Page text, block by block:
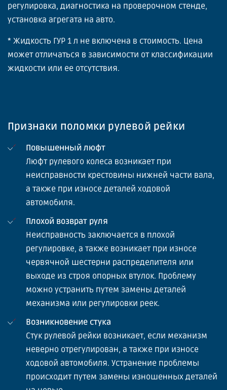
регулировка, диагностика на проверочном стенде,
установка агрегата на авто.
* Жидкость ГУР 1 л не включена в стоимость. Цена
может отличаться в зависимости от классификации
жидкости или ее отсутствия.
Признаки поломки рулевой рейки
Повышенный люфт
Люфт рулевого колеса возникает при
неисправности крестовины нижней части вала,
а также при износе деталей ходовой
автомобиля.
Плохой возврат руля
Неисправность заключается в плохой
регулировке, а также возникает при износе
червячной шестерни распределителя или
выходе из строя опорных втулок. Проблему
можно устранить путем замены деталей
механизма или регулировки реек.
Возникновение стука
Стук рулевой рейки возникает, если механизм
неверно отрегулирован, а также при износе
ходовой автомобиля. Устранение проблемы
происходит путем замены изношенных деталей